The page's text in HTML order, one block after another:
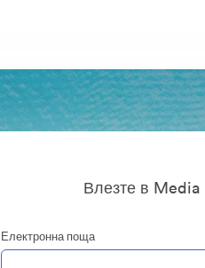
Влезте в Media
Електронна поща